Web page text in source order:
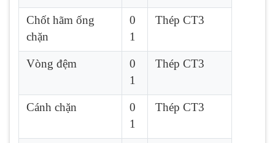
Chốt hãm ống
chặn
0
1
Thép CT3
Vòng đệm
0
1
Thép CT3
Cánh chặn
0
1
Thép CT3